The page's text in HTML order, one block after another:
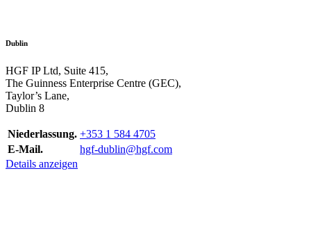
Dublin
HGF IP Ltd, Suite 415,
The Guinness Enterprise Centre (GEC),
Taylor’s Lane,
Dublin 8
Niederlassung. +353 1 584 4705
E-Mail.
hgf-dublin@hgf.com
Details anzeigen